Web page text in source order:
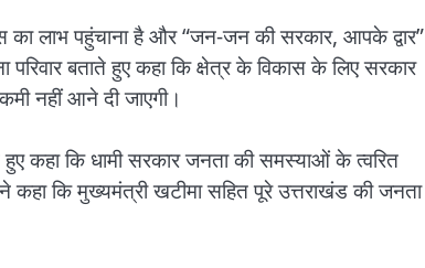
का लाभ पहुंचाना है और “जन-जन की सरकार, आपके द्वार”
बताते हुए कहा कि क्षेत्र के विकास के लिए सरकार
नहीं आने दी जाएगी।
कहा कि धामी सरकार जनता की समस्याओं के त्वरित
कहा कि मुख्यमंत्री खटीमा सहित पूरे उत्तराखंड की जनता